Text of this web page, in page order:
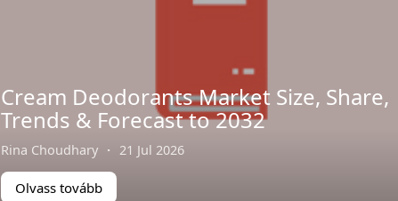
Cream Deodorants Market Size, Share,
Trends & Forecast to 2032
Rina Choudhary · 21 Jul 2026
Olvass tovább